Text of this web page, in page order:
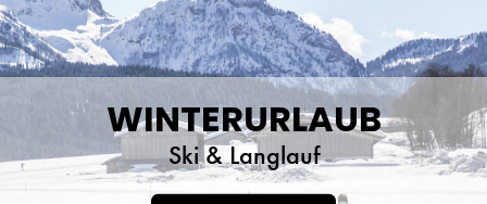
WINTERURLAUB
Ski & Langlauf